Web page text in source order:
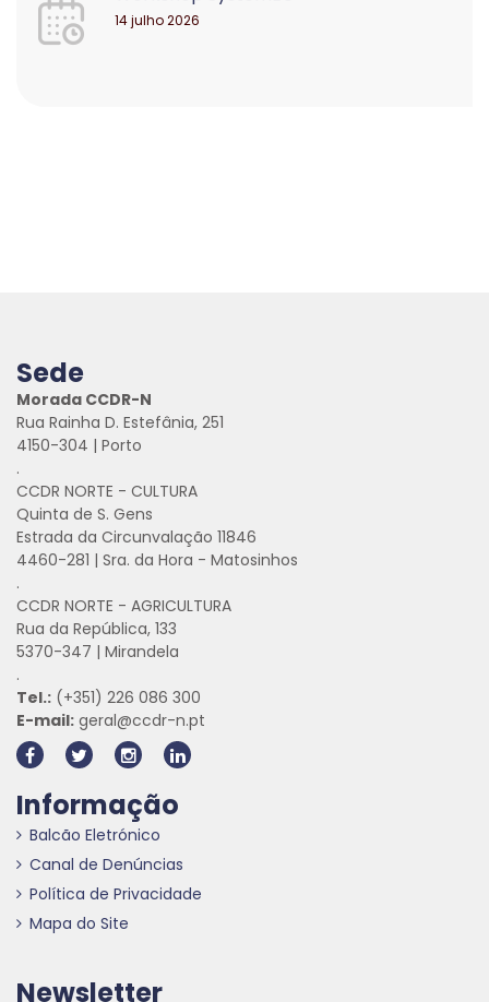
14 julho 2026
Sede
Morada CCDR-N
Rua Rainha D. Estefânia, 251
4150-304 | Porto
.
CCDR NORTE - CULTURA
Quinta de S. Gens
Estrada da Circunvalação 11846
4460-281 | Sra. da Hora - Matosinhos
.
CCDR NORTE - AGRICULTURA
Rua da República, 133
5370-347 | Mirandela
.
Tel.: (+351) 226 086 300
E-mail: geral@ccdr-n.pt
Informação
Balcão Eletrónico
Canal de Denúncias
Política de Privacidade
Mapa do Site
Newsletter